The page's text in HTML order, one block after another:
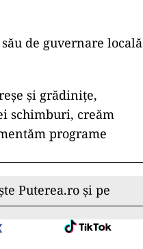
de guvernare locală
și grădinițe,
schimburi, creăm
programe
Puterea.ro și pe